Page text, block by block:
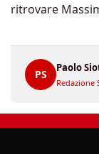
ritrovare
PS
Paolo
Redazione